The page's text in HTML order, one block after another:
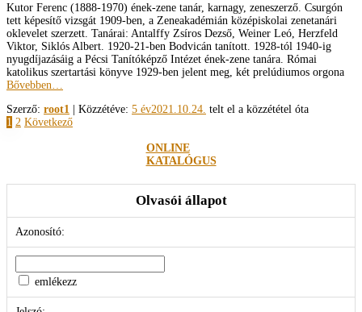
Kutor Ferenc (1888-1970) ének-­zene tanár, karnagy, zeneszerző. Csurgón
tett képesítő vizsgát 1909­-ben, a Zeneakadémián középiskolai zenetanári
oklevelet szerzett. Tanárai: Antalffy Zsíros Dezső, Weiner Leó, Herzfeld
Viktor, Siklós Albert. 1920-­21-ben Bodvicán tanított. 1928-tól 1940-ig
nyugdíjazásáig a Pécsi Tanítóképző Intézet ének-zene tanára. Római
katolikus szertartási könyve 1929-ben jelent meg, két prelúdiumos orgona
Bővebben…
Szerző: root1 | Közzétéve: 5 év2021.10.24. telt el a közzététel óta
Bejegyzések
1 2 Következő
ONLINE
KATALÓGUS
Olvasói állapot
Azonosító:
emlékezz